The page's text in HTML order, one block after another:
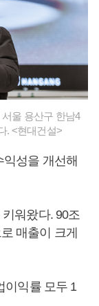
울 용산구 한남4
. <현대건설>
익성을 개선해
워왔다. 90조
매출이 크게
이익률 모두 1